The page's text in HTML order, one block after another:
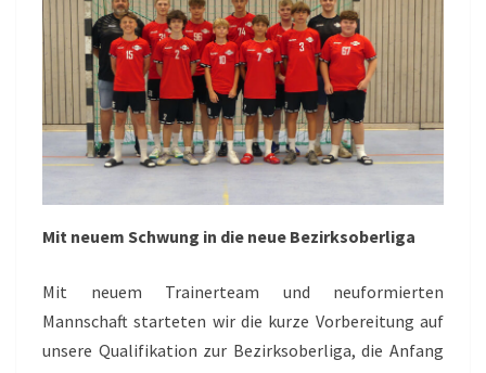
Mit neuem Schwung in die neue Bezirksoberliga
Mit neuem Trainerteam und neuformierten
Mannschaft starteten wir die kurze Vorbereitung auf
unsere Qualifikation zur Bezirksoberliga, die Anfang